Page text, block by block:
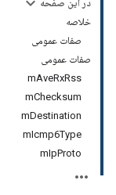
در این صفحه
خلاصه
صفات عمومی
صفات عمومی
mAveRxRss
mChecksum
mDestination
mIcmp6Type
mIpProto